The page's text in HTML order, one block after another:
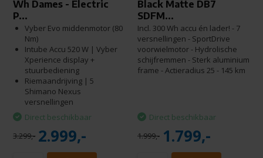
Wh Dames - Electric
P...
Vyber Evo middenmotor (80
Nm)
Intube Accu 520 W | Vyber
Xperience display +
stuurbediening
Riemaandrijving | 5
Shimano Nexus
versnellingen
Direct beschikbaar
3.299,- 2.999,-
Black Matte DB7
SDFM...
Incl. 300 Wh accu én lader! - 7
versnellingen - SportDrive
voorwielmotor - Hydrolische
schijfremmen - Sterk aluminium
frame - Actieradius 25 - 145 km
Direct beschikbaar
1.999,- 1.799,-